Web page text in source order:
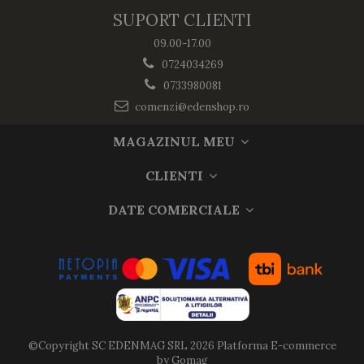
SUPORT CLIENTI
09.00-17.00
0724034269
0733980081
comenzi@edenshop.ro
MAGAZINUL MEU
CLIENTI
DATE COMERCIALE
©Copyright SC EDENMAG SRL 2026 Platforma E-commerce
by Gomag